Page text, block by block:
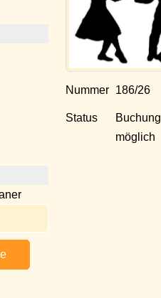
Nummer 186/26
Status
Buchung
möglich